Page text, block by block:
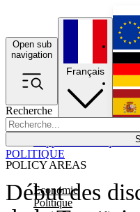
Open sub
navigation
Recherche
POLICY AREAS
Economie
Politique
Français
Début des
POLITIQUE